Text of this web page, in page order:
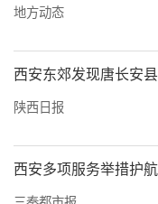
地方动态
西安东郊发现唐长安
陕西日报
西安多项服务举措护